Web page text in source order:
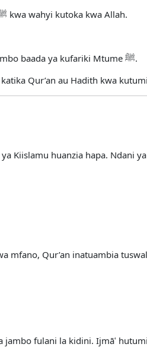
: Kitabu kitakatifu kilichoteremshwa kwa Mtume Muhammad ﷺ kwa wahyi kutoka kwa Allah.
: Makubaliano ya wanazuoni wa Kiislamu kuhusu hukumu ya jambo baada ya kufariki Mtume ﷺ.
Qur’an au Hadith kwa
Kiislamu huanzia hapa. Ndani
mfano, Qur’an inatuambia
fulani la kidini. Ijmāʿ